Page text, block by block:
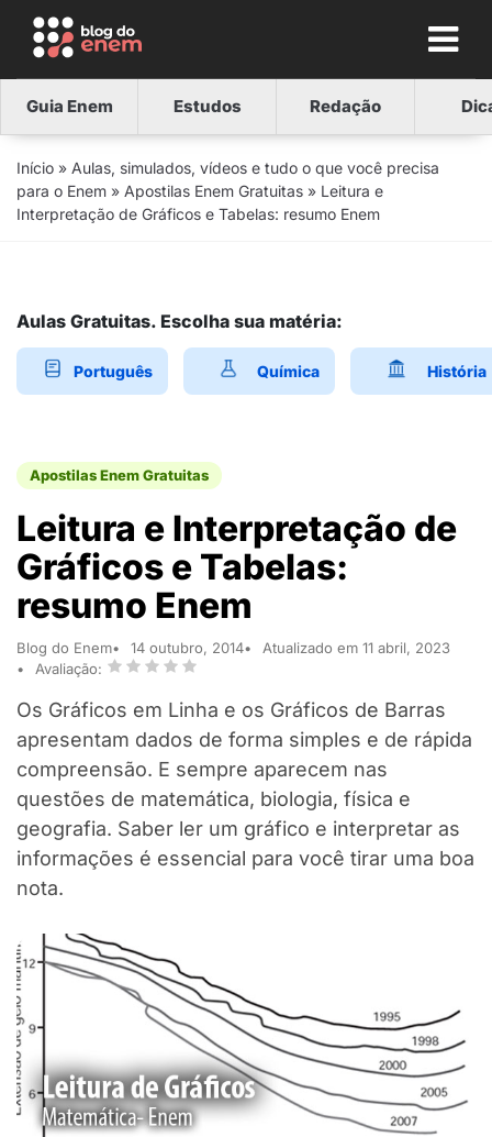
Guia Enem Estudos Redação
Início » Aulas, simulados, vídeos e tudo o que você precisa
para o Enem » Apostilas Enem Gratuitas » Leitura e
Interpretação de Gráficos e Tabelas: resumo Enem
Aulas Gratuitas. Escolha sua matéria:
Português Química História
Apostilas Enem Gratuitas
Leitura e Interpretação de
Gráficos e Tabelas:
resumo Enem
Blog do Enem 14 outubro, 2014
Atualizado em 11 abril, 2023
Avaliação:
Os Gráficos em Linha e os Gráficos de Barras
apresentam dados de forma simples e de rápida
compreensão. E sempre aparecem nas
questões de matemática, biologia, física e
geografia. Saber ler um gráfico e interpretar as
informações é essencial para você tirar uma boa
nota.